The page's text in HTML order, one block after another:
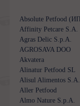
Absolute Petfood
Affinity Petcare S.A.
Agras Delic S.p.A.
AGROSAVA DOO
Akvatera
Alinatur Petfood SL
Alisul Alimentos S.A.
Aller Petfood
Almo Nature S.p.A.